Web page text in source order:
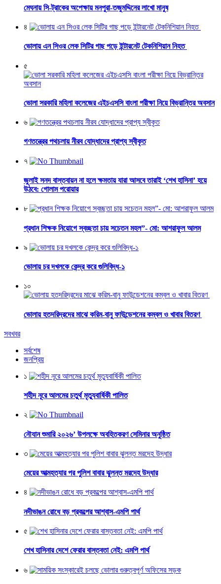
মেঘনায় সি-ট্রাকের অপেক্ষায় মনপুরা-তজুমদ্দিনের লাখো মানুষ
৪
ভোলায় এন সিওর লেক সিটির গাছ পড়ে ইন্টারনেট টেকনিশিয়ান নিহত
৫
ভোলা সরকারি মহিলা কলেজের এইচএসসি বাংলা পরীক্ষা নিয়ে বিভ্রান্তির অবসান
৬
গণতন্ত্রের পথচলায় নীরব যোদ্ধাদের প্রাপ্য স্বীকৃত
৭
জুলাই সনদ বাস্তবায়ন না হলে ক্ষমতায় যারা আসবে তারাই ‘শেখ হাসিনা’ হয়ে
উঠবে: গোলাম পরোয়ার
৮
প্রধান শিক্ষক নিয়োগে স্বচ্ছতা চায় সচেতন মহল”- মো: আশরাফুল আলম
৯
ভোলায় চর দখলকে কেন্দ্র করে গুলিবিদ্ধ-১
১০
ভোলায় হতদরিদ্রদের মাঝে করিম-বানু ফাউন্ডেশনের কম্বল ও খাবার বিতরণ
সবখবর
সর্বশেষ
জনপ্রিয়
১
শহীদ নূরে আলমের চতুর্থ মৃত্যুবার্ষিকী পালিত
২
নৌযান শুমারি ২০২৬’ উপলক্ষে অবহিতকরণ সেমিনার অনুষ্ঠিত
৩
মেয়ের আত্মহত্যার পর পুলিশ বাবার ঝুলন্ত মরদেহ উদ্ধার
৪
নদীভাঙন রোধে বড় প্রকল্পের আশ্বাস-এমপি পার্থ
৫
শেখ হাসিনার দেশে ফেরার বাস্তবতা নেই: এমপি পার্থ
৬